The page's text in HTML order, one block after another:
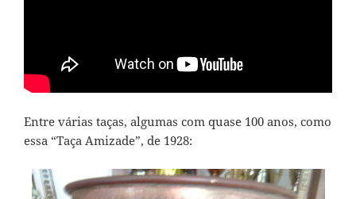
Entre várias taças, algumas com quase 100 anos, como
essa “Taça Amizade”, de 1928: